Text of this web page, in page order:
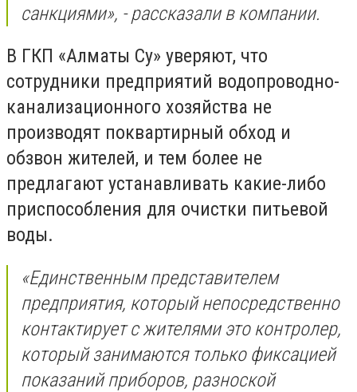
санкциями», - рассказали в компании.
В ГКП «Алматы Су» уверяют, что
сотрудники предприятий водопроводно-
канализационного хозяйства не
производят поквартирный обход и
обзвон жителей, и тем более не
предлагают устанавливать какие-либо
приспособления для очистки питьевой
воды.
«Единственным представителем
предприятия, который непосредственно
контактирует с жителями это контролер,
который занимаются только фиксацией
показаний приборов, разноской